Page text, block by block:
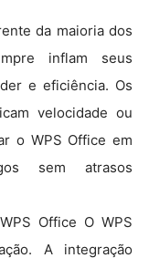
da maioria dos
inflam seus
e eficiência. Os
velocidade ou
o WPS Office em
sem atrasos
Office O WPS
A integração